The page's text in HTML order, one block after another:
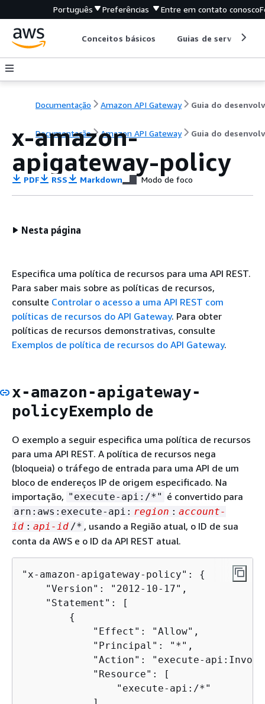
Português Preferências Entre em contato conosco
Conceitos básicos Guias de serviço
Documentação Amazon API Gateway
Documentação Amazon API Gateway Guia do
x-amazon-
apigateway-policy
PDF RSS Markdown Modo de foco
Nesta página
Especifica uma política de recursos para uma API REST.
Para saber mais sobre as políticas de recursos,
consulte Controlar o acesso a uma API REST com
políticas de recursos do API Gateway. Para obter
políticas de recursos demonstrativas, consulte
Exemplos de política de recursos do API Gateway.
x-amazon-apigateway-
policyExemplo de
O exemplo a seguir especifica uma política de recursos
para uma API REST. A política de recursos nega
(bloqueia) o tráfego de entrada para uma API de um
bloco de endereços IP de origem especificado. Na
importação, "execute-api:/*" é convertido para
arn:aws:execute-api: region : account-
id : api-id /* , usando a Região atual, o ID de sua
conta da AWS e o ID da API REST atual.
"x-amazon-apigateway-policy": {
    "Version": "2012-10-17",
    "Statement": [
{
            "Effect": "Allow",
            "Principal": "*",
"Action": "execute-
            "Resource": [
                "execute-api:/*"